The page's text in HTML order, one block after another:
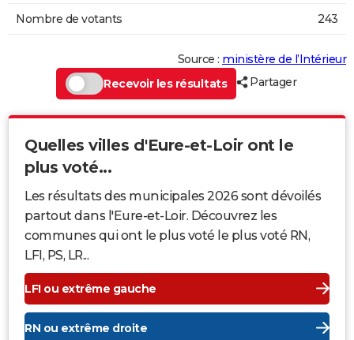
Nombre de votants 243
Source : ministère de l’Intérieur
Recevoir les résultats
Partager
Quelles villes d'Eure-et-Loir ont le
plus voté...
Les résultats des municipales 2026 sont dévoilés
partout dans l'Eure-et-Loir. Découvrez les
communes qui ont le plus voté le plus voté RN,
LFI, PS, LR...
LFI ou extrême gauche
RN ou extrême droite